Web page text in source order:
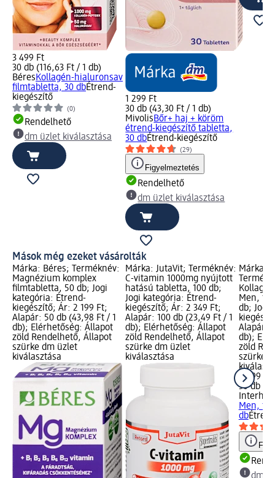
3 499 Ft
30 db (116,63 Ft / 1 db)
BéresKollagén-hialuronsav
filmtabletta, 30 dbÉtrend-
kiegészítő
(0)
Rendelhető
dm üzlet kiválasztása
1 299 Ft
30 db (43,30 Ft / 1 db)
MivolisBőr+ haj + köröm
étrend-kiegészítő tabletta,
30 dbÉtrend-kiegészítő
(29)
Figyelmeztetés
Rendelhető
dm üzlet kiválasztása
Mások még ezeket vásárolták
Márka: Béres; Terméknév:
Magnézium komplex
filmtabletta, 50 db; Jogi
kategória: Étrend-
kiegészítő; Ár: 2 199 Ft;
Alapár: 50 db (43,98 Ft / 1
db); Elérhetőség: Állapot
zöld Rendelhető, Állapot
szürke dm üzlet
kiválasztása
Márka: JutaVit; Terméknév:
C-vitamin 1000mg nyújtott
hatású tabletta, 100 db;
Jogi kategória: Étrend-
kiegészítő; Ár: 2 349 Ft;
Alapár: 100 db (23,49 Ft / 1
db); Elérhetőség: Állapot
zöld Rendelhető, Állapot
szürke dm üzlet
kiválasztása
Márka:
Men,
db; Jogi
Alapár:
db);
zöld
szürke
4 299 Ft
30 db
Men,
db